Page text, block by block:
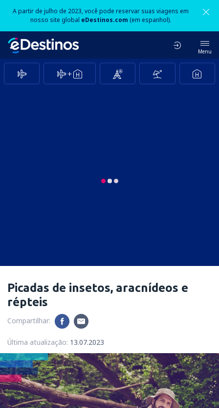
A partir de julho de 2023, você pode reservar suas viagens em
nosso site global eDestinos.com (em espanhol).
Menu
Picadas de insetos, aracnídeos e
répteis
Compartilhar:
Última atualização: 13.07.2023